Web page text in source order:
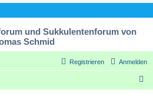
und Sukkulentenforum von
Schmid
Anmelden
Registrieren